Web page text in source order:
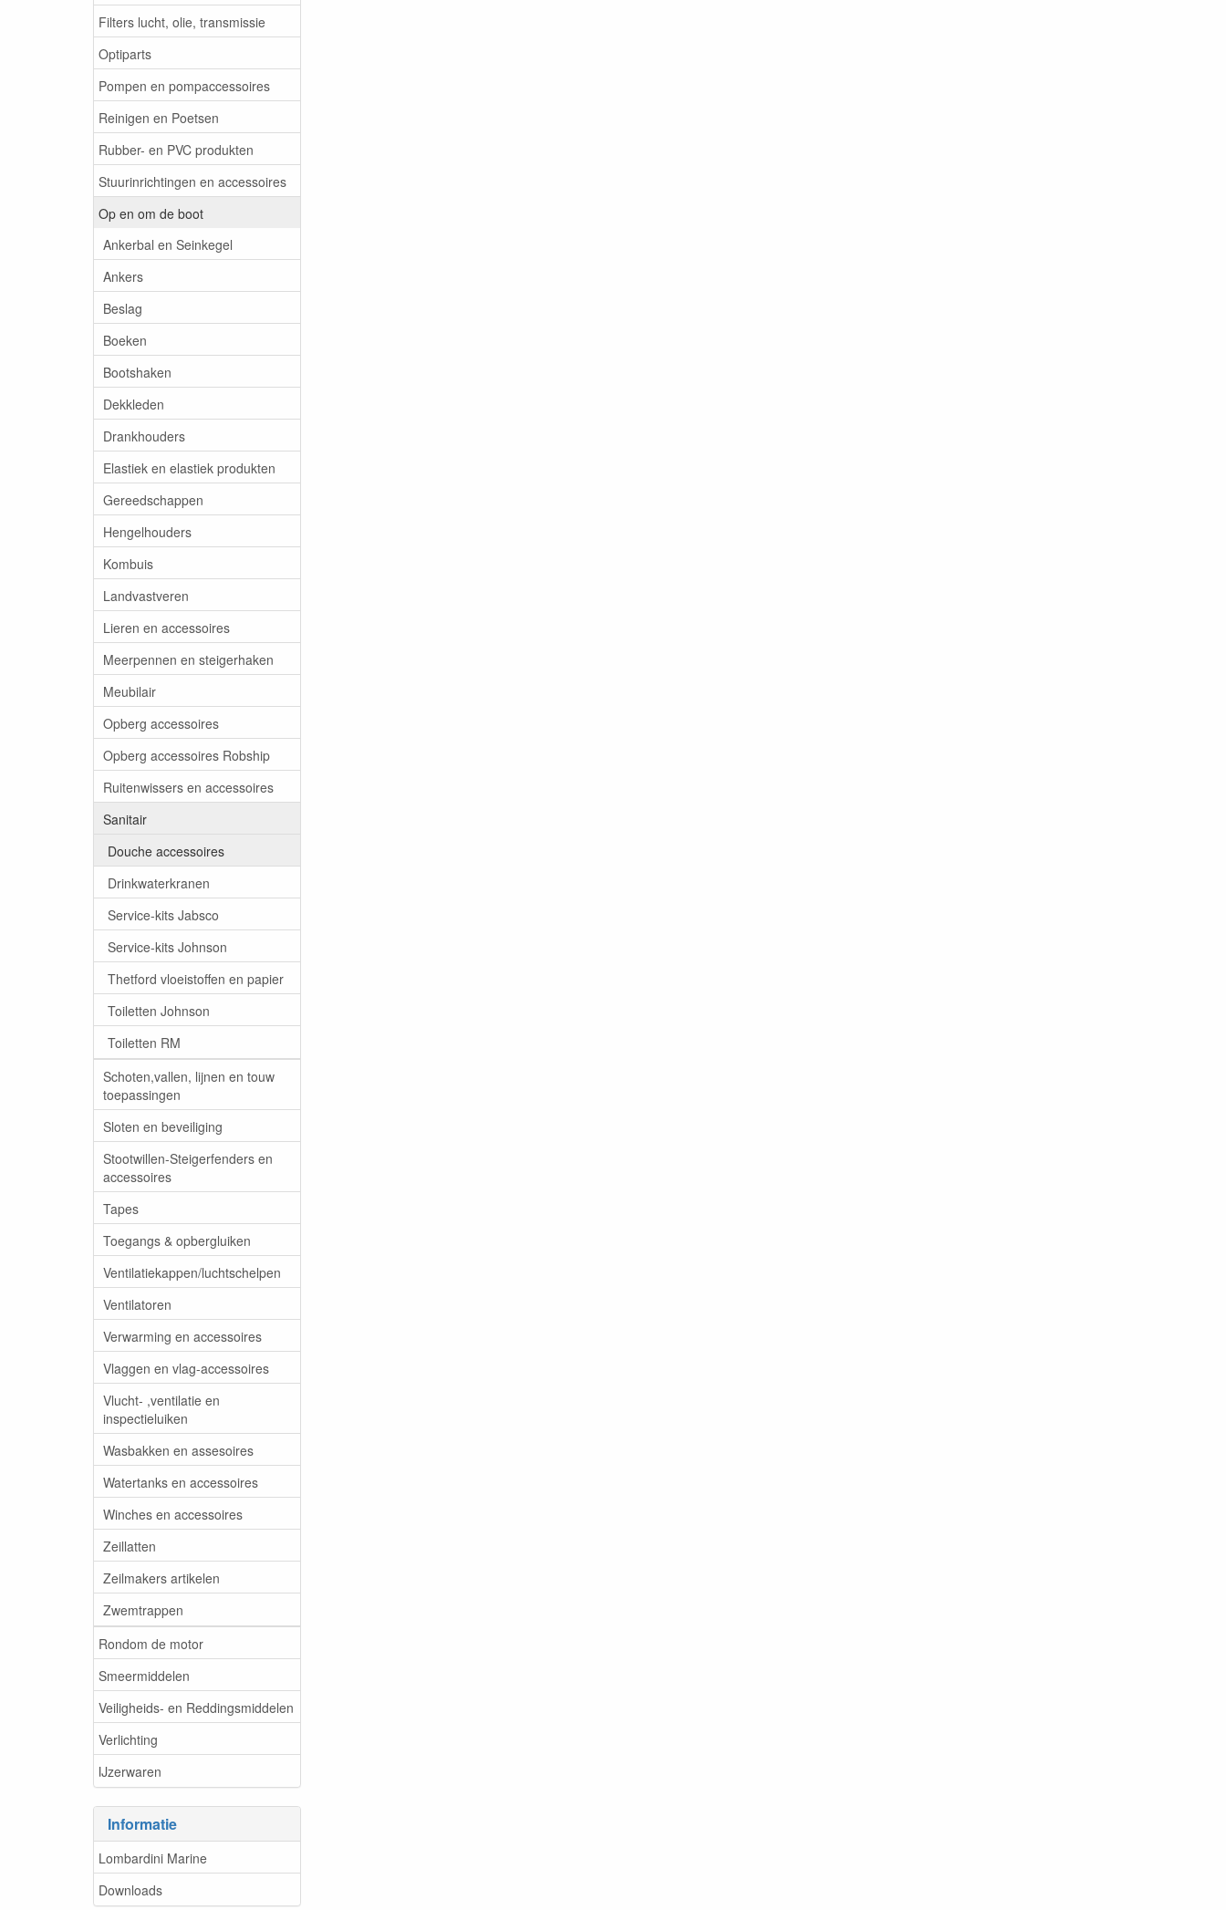
Filters lucht, olie, transmissie
Optiparts
Pompen en pompaccessoires
Reinigen en Poetsen
Rubber- en PVC produkten
Stuurinrichtingen en accessoires
Op en om de boot
Ankerbal en Seinkegel
Ankers
Beslag
Boeken
Bootshaken
Dekkleden
Drankhouders
Elastiek en elastiek produkten
Gereedschappen
Hengelhouders
Kombuis
Landvastveren
Lieren en accessoires
Meerpennen en steigerhaken
Meubilair
Opberg accessoires
Opberg accessoires Robship
Ruitenwissers en accessoires
Sanitair
Douche accessoires
Drinkwaterkranen
Service-kits Jabsco
Service-kits Johnson
Thetford vloeistoffen en papier
Toiletten Johnson
Toiletten RM
Schoten,vallen, lijnen en touw
toepassingen
Sloten en beveiliging
Stootwillen-Steigerfenders en
accessoires
Tapes
Toegangs & opbergluiken
Ventilatiekappen/luchtschelpen
Ventilatoren
Verwarming en accessoires
Vlaggen en vlag-accessoires
Vlucht- ,ventilatie en
inspectieluiken
Wasbakken en assesoires
Watertanks en accessoires
Winches en accessoires
Zeillatten
Zeilmakers artikelen
Zwemtrappen
Rondom de motor
Smeermiddelen
Veiligheids- en Reddingsmiddelen
Verlichting
IJzerwaren
Informatie
Lombardini Marine
Downloads